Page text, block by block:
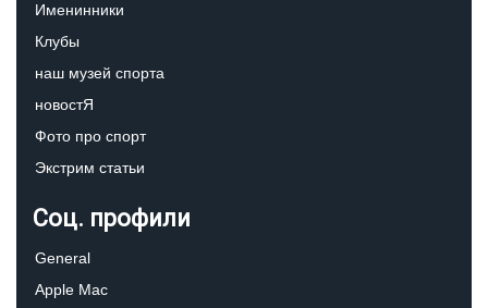
Именинники
Клубы
наш музей спорта
новостЯ
Фото про спорт
Экстрим статьи
Соц. профили
General
Apple Mac